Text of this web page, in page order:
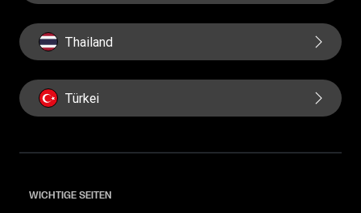
Thailand
Türkei
WICHTIGE SEITEN